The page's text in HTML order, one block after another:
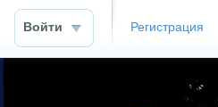
Войти Регистрация